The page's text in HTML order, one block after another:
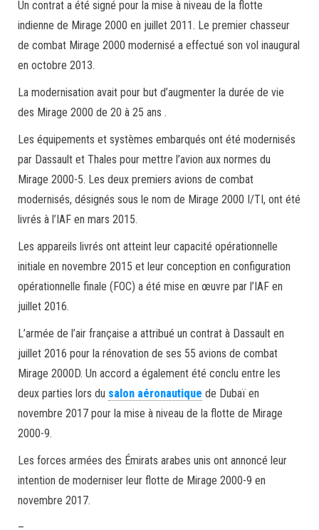
Un contrat a été signé pour la mise à niveau de la flotte
indienne de Mirage 2000 en juillet 2011. Le premier chasseur
de combat Mirage 2000 modernisé a effectué son vol inaugural
en octobre 2013.
La modernisation avait pour but d’augmenter la durée de vie
des Mirage 2000 de 20 à 25 ans .
Les équipements et systèmes embarqués ont été modernisés
par Dassault et Thales pour mettre l’avion aux normes du
Mirage 2000-5. Les deux premiers avions de combat
modernisés, désignés sous le nom de Mirage 2000 I/TI, ont été
livrés à l’IAF en mars 2015.
Les appareils livrés ont atteint leur capacité opérationnelle
initiale en novembre 2015 et leur conception en configuration
opérationnelle finale (FOC) a été mise en œuvre par l’IAF en
juillet 2016.
L’armée de l’air française a attribué un contrat à Dassault en
juillet 2016 pour la rénovation de ses 55 avions de combat
Mirage 2000D. Un accord a également été conclu entre les
deux parties lors du salon aéronautique de Dubaï en
novembre 2017 pour la mise à niveau de la flotte de Mirage
2000-9.
Les forces armées des Émirats arabes unis ont annoncé leur
intention de moderniser leur flotte de Mirage 2000-9 en
novembre 2017.